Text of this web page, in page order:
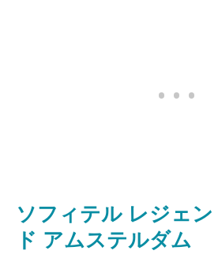
ソフィテル レジェ
ド アムステルダム